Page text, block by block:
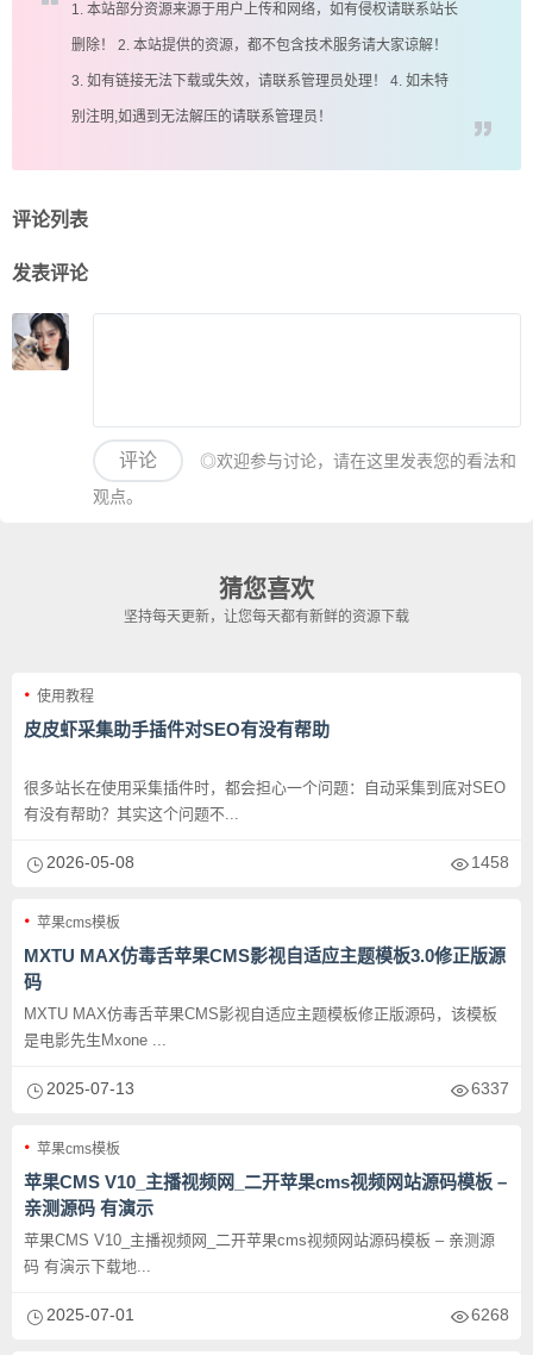
1. 本站部分资源来源于用户上传和网络，如有侵权请联系站长
删除！ 2. 本站提供的资源，都不包含技术服务请大家谅解！
3. 如有链接无法下载或失效，请联系管理员处理！ 4. 如未特
别注明,如遇到无法解压的请联系管理员！
评论列表
发表评论
评论
◎欢迎参与讨论，请在这里发表您的看法和
观点。
猜您喜欢
坚持每天更新，让您每天都有新鲜的资源下载
使用教程
皮皮虾采集助手插件对SEO有没有帮助
很多站长在使用采集插件时，都会担心一个问题：自动采集到底对SEO
有没有帮助？其实这个问题不...
2026-05-08 1458
苹果cms模板
MXTU MAX仿毒舌苹果CMS影视自适应主题模板3.0修正版源
码
MXTU MAX仿毒舌苹果CMS影视自适应主题模板修正版源码，该模板
是电影先生Mxone ...
2025-07-13 6337
苹果cms模板
苹果CMS V10_主播视频网_二开苹果cms视频网站源码模板 –
亲测源码 有演示
苹果CMS V10_主播视频网_二开苹果cms视频网站源码模板 – 亲测源
码 有演示下载地...
2025-07-01 6268